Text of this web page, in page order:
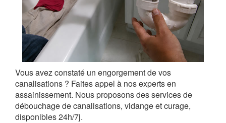
Vous avez constaté un engorgement de vos
canalisations ? Faites appel à nos experts en
assainissement. Nous proposons des services de
débouchage de canalisations, vidange et curage,
disponibles 24h/7j.